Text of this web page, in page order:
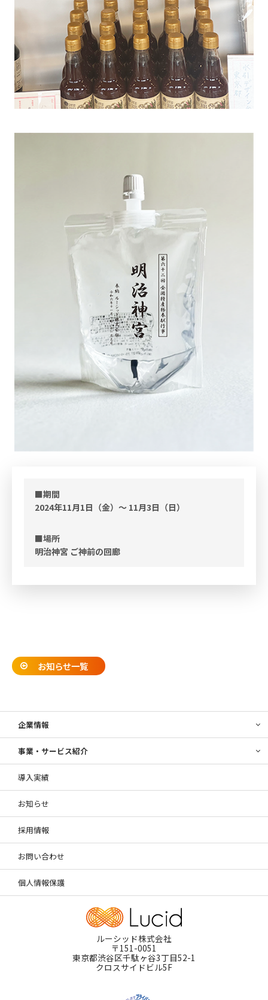
■期間
2024年11月1日（金）～ 11月3日（日）
■場所
明治神宮 ご神前の回廊
お知らせ一覧
企業情報
事業・サービス紹介
導入実績
お知らせ
採用情報
お問い合わせ
個人情報保護
ルーシッド株式会社
〒151-0051
東京都渋谷区千駄ヶ谷3丁目52-1
クロスサイドビル5F